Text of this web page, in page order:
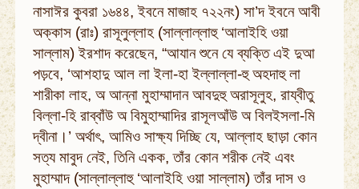
নাসাঈর কুবরা ১৬৪৪, ইবনে মাজাহ ৭২২নং) সা’দ ইবনে আবী
অক্কাস (রাঃ) রাসূলুল্লাহ (সাল্লাল্লাহু ‘আলাইহি ওয়া
সাল্লাম) ইরশাদ করেছেন, “আযান শুনে যে ব্যক্তি এই দুআ
পড়বে, ‘আশহাদু আল লা ইলা-হা ইল্লাল্লা-হু অহদাহু লা
শারীকা লাহ, অ আন্না মুহাম্মাদান আবদুহু অরাসূলুহ, রায্বীতু
বিল্লা-হি রাব্বাঁউ অ বিমুহাম্মাদির রাসূলআঁউ অ বিলইসলা-মি
দ্বীনা।’ অর্থাৎ, আমিও সাক্ষ্য দিচ্ছি যে, আল্লাহ ছাড়া কোন
সত্য মাবুদ নেই, তিনি একক, তাঁর কোন শরীক নেই এবং
মুহাম্মাদ (সাল্লাল্লাহু ‘আলাইহি ওয়া সাল্লাম) তাঁর দাস ও